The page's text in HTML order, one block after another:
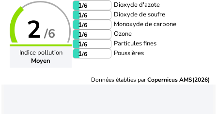
2 /6
Indice pollution
Moyen
1/6 Dioxyde d'azote
1/6 Dioxyde de soufre
1/6 Monoxyde de carbone
1/6 Ozone
1/6 Particules fines
1/6 Poussières
Données établies parCopernicus AMS(2026)